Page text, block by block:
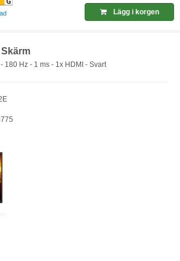
Lägg i korgen
Skärm
180 Hz - 1 ms - 1x HDMI - Svart